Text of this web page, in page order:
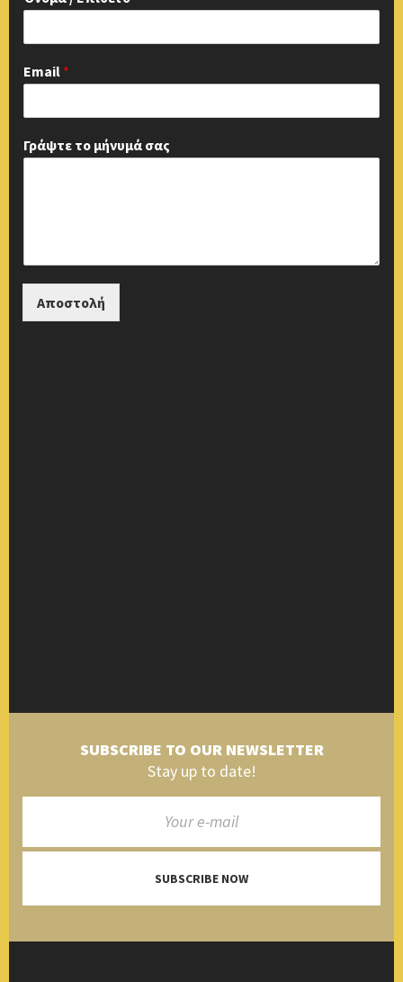
Email *
Γράψτε το μήνυμά σας
Αποστολή
SUBSCRIBE TO OUR NEWSLETTER
Stay up to date!
SUBSCRIBE NOW